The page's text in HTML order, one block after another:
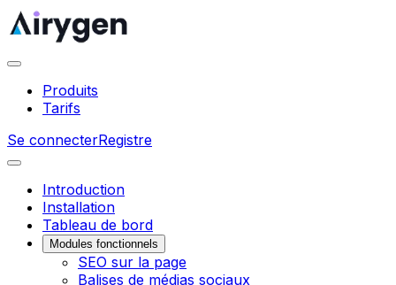
Produits
Tarifs
Se connecterRegistre
Introduction
Installation
Tableau de bord
Modules fonctionnels
SEO sur la page
Balises de médias sociaux